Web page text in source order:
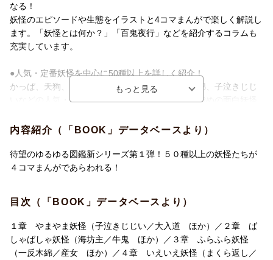
なる！
妖怪のエピソードや生態をイラストと4コマまんがで楽しく解説し
ます。「妖怪とは何か？」「百鬼夜行」などを紹介するコラムも
充実しています。
●人気・定番妖怪を中心に50種以上を詳しく紹介！
かっぱ、天狗、ざしきわらし、ぬりかべ、一反木綿、子泣きじじ
いなどの人気・定番妖怪はもちろん、エピソード強めの面白妖怪
山や森に出る妖怪、川や海に出る妖怪、町に出る妖怪、家の中に
出る妖怪など、エリア別に妖怪を掲載します。妖怪は、君のすぐ
内容紹介（「BOOK」データベースより）
待望のゆるゆる図鑑新シリーズ第１弾！５０種以上の妖怪たちが
４コマまんがであらわれる！
目次（「BOOK」データベースより）
１章 やまやま妖怪（子泣きじじい／大入道 ほか）／２章 ば
しゃばしゃ妖怪（海坊主／牛鬼 ほか）／３章 ふらふら妖怪
（一反木綿／産女 ほか）／４章 いえいえ妖怪（まくら返し／